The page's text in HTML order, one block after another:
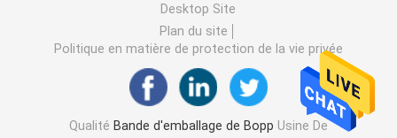
petit pain de papier d'aluminium
Conteneurs de nourriture de papier d'aluminium
Papier d'emballage de bande paerforée
Desktop Site
Plan du site
Politique en matière de protection de la vie privée
Qualité Bande d'emballage de Bopp Usine De